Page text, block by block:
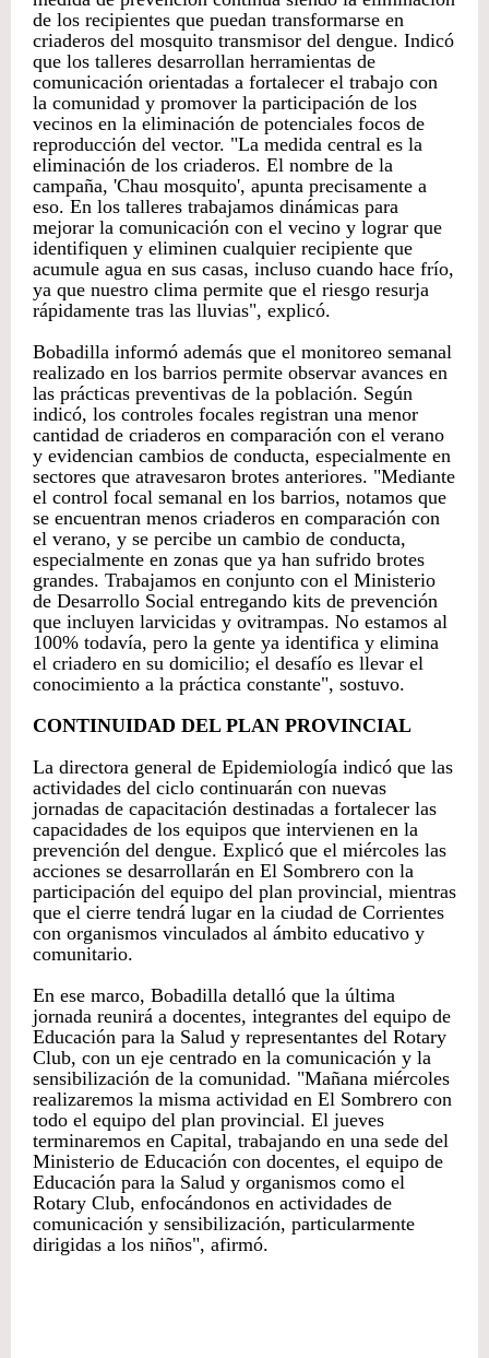
de los recipientes que puedan transformarse en
criaderos del mosquito transmisor del dengue. Indicó
que los talleres desarrollan herramientas de
comunicación orientadas a fortalecer el trabajo con
la comunidad y promover la participación de los
vecinos en la eliminación de potenciales focos de
reproducción del vector. "La medida central es la
eliminación de los criaderos. El nombre de la
campaña, 'Chau mosquito', apunta precisamente a
eso. En los talleres trabajamos dinámicas para
mejorar la comunicación con el vecino y lograr que
identifiquen y eliminen cualquier recipiente que
acumule agua en sus casas, incluso cuando hace frío,
ya que nuestro clima permite que el riesgo resurja
rápidamente tras las lluvias", explicó.
Bobadilla informó además que el monitoreo semanal
realizado en los barrios permite observar avances en
las prácticas preventivas de la población. Según
indicó, los controles focales registran una menor
cantidad de criaderos en comparación con el verano
y evidencian cambios de conducta, especialmente en
sectores que atravesaron brotes anteriores. "Mediante
el control focal semanal en los barrios, notamos que
se encuentran menos criaderos en comparación con
el verano, y se percibe un cambio de conducta,
especialmente en zonas que ya han sufrido brotes
grandes. Trabajamos en conjunto con el Ministerio
de Desarrollo Social entregando kits de prevención
que incluyen larvicidas y ovitrampas. No estamos al
100% todavía, pero la gente ya identifica y elimina
el criadero en su domicilio; el desafío es llevar el
conocimiento a la práctica constante", sostuvo.
CONTINUIDAD DEL PLAN PROVINCIAL
La directora general de Epidemiología indicó que las
actividades del ciclo continuarán con nuevas
jornadas de capacitación destinadas a fortalecer las
capacidades de los equipos que intervienen en la
prevención del dengue. Explicó que el miércoles las
acciones se desarrollarán en El Sombrero con la
participación del equipo del plan provincial, mientras
que el cierre tendrá lugar en la ciudad de Corrientes
con organismos vinculados al ámbito educativo y
comunitario.
En ese marco, Bobadilla detalló que la última
jornada reunirá a docentes, integrantes del equipo de
Educación para la Salud y representantes del Rotary
Club, con un eje centrado en la comunicación y la
sensibilización de la comunidad. "Mañana miércoles
realizaremos la misma actividad en El Sombrero con
todo el equipo del plan provincial. El jueves
terminaremos en Capital, trabajando en una sede del
Ministerio de Educación con docentes, el equipo de
Educación para la Salud y organismos como el
Rotary Club, enfocándonos en actividades de
comunicación y sensibilización, particularmente
dirigidas a los niños", afirmó.